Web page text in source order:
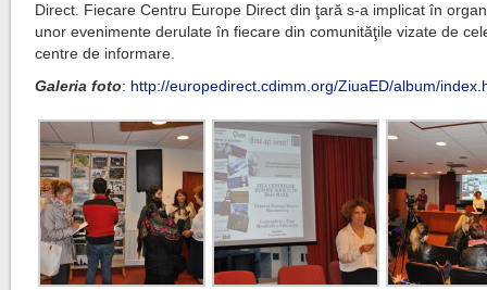
Direct. Fiecare Centru Europe Direct din ţară s-a implicat în
unor evenimente derulate în fiecare din comunităţile vizate de
centre de informare.
Galeria foto: http://europedirect.cdimm.org/ZiuaED/album/